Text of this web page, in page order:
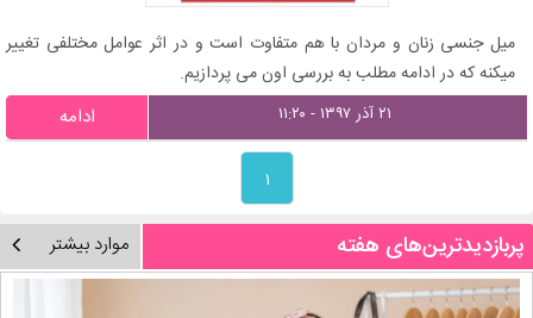
میل جنسی زنان و مردان با هم متفاوت است و در اثر عوامل مختلفی تغییر
میکنه که در ادامه مطلب به بررسی اون می پردازیم.
۲۱ آذر ۱۳۹۷ - ۱۱:۲۰ ادامه
۱
پربازدیدترین‌های هفته موارد بیشتر